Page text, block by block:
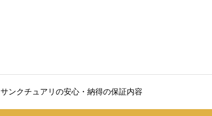
サンクチュアリの安心・納得の保証内容